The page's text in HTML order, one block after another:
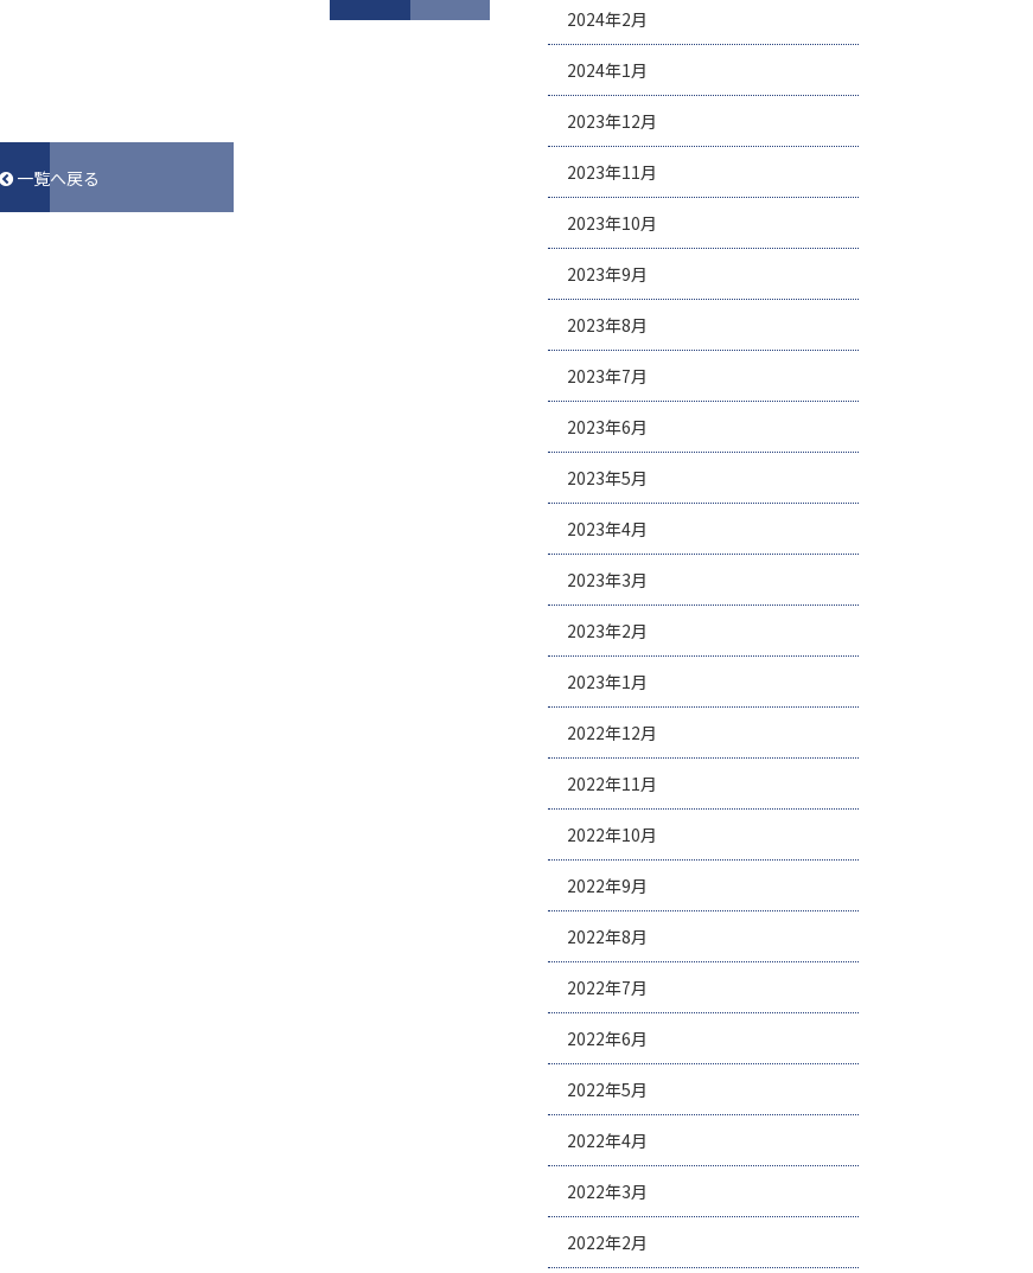
一覧へ戻る
2024年2月
2024年1月
2023年12月
2023年11月
2023年10月
2023年9月
2023年8月
2023年7月
2023年6月
2023年5月
2023年4月
2023年3月
2023年2月
2023年1月
2022年12月
2022年11月
2022年10月
2022年9月
2022年8月
2022年7月
2022年6月
2022年5月
2022年4月
2022年3月
2022年2月